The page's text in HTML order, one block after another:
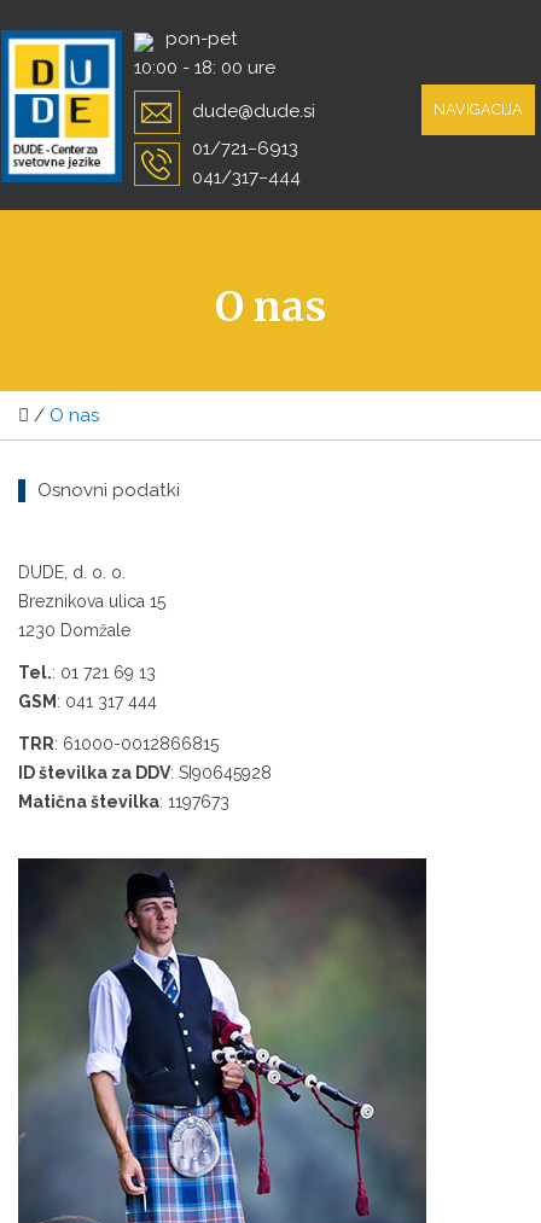
to
content
pon-pet
10:00 - 18: 00 ure
dude@dude.si
01/721−6913
041/317−444
NAVIGACIJA
O nas
/ O nas
Osnovni podatki
DUDE, d. o. o.
Breznikova ulica 15
1230 Domžale
Tel.: 01 721 69 13
GSM : 041 317 444
TRR: 61000-0012866815
ID številka za DDV: SI90645928
Matična številka: 1197673